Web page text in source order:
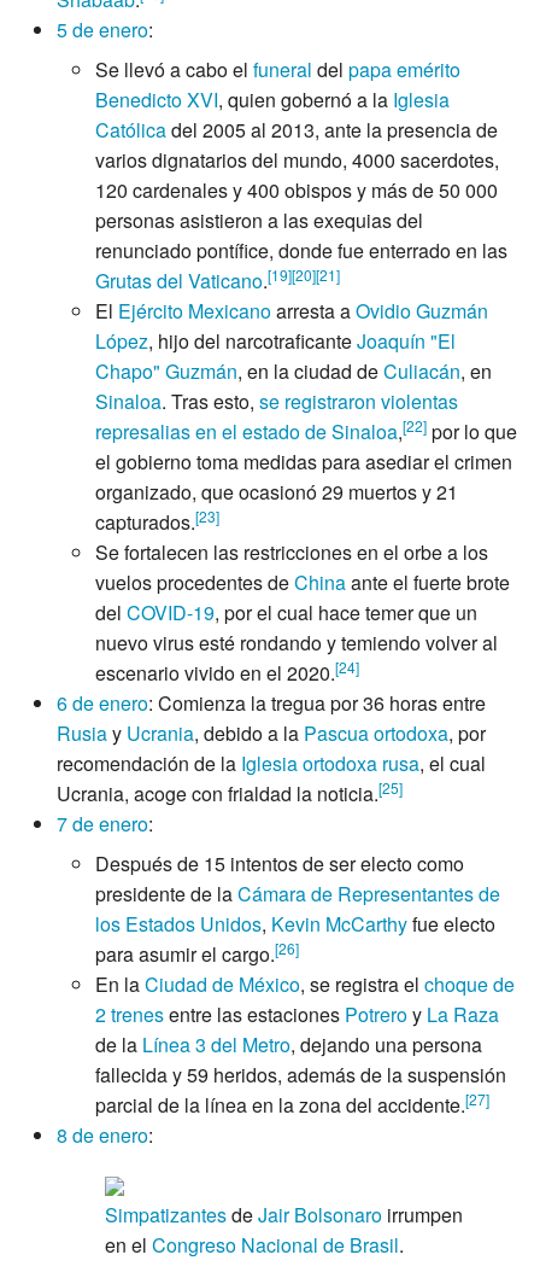
5 de enero:
Se llevó a cabo el funeral del papaemérito
Benedicto XVI, quien gobernó a la Iglesia
Católicadel 2005 al 2013, ante la presencia de
varios dignatarios del mundo, 4000 sacerdotes,
120 cardenales y 400 obispos y más de 50 000
personas asistieron a las exequias del
renunciado pontífice, donde fue enterrado en las
Grutas del Vaticano.[19][20][21]
El Ejército Mexicanoarresta aOvidio Guzmán
López, hijo del narcotraficanteJoaquín "El
Chapo" Guzmán, en la ciudad deCuliacán, en
Sinaloa. Tras esto, se registraron violentas
represalias en el estado de Sinaloa,[22] por lo que
el gobierno toma medidas para asediar el crimen
organizado, que ocasionó 29 muertos y 21
capturados.[23]
Se fortalecen las restricciones en el orbe a los
vuelos procedentes deChinaante el fuerte brote
del COVID-19, por el cual hace temer que un
nuevo virus esté rondando y temiendo volver al
escenario vivido en el 2020.[24]
6 de enero: Comienza la tregua por 36 horas entre
Rusiay Ucrania, debido a la Pascua ortodoxa, por
recomendación de la Iglesia ortodoxa rusa, el cual
Ucrania, acoge con frialdad la noticia.[25]
7 de enero:
Después de 15 intentos de ser electo como
presidente de laCámara de Representantes de
los Estados Unidos, Kevin McCarthyfue electo
para asumir el cargo.[26]
En laCiudad de México, se registra el choque de
2 trenesentre las estaciones Potreroy La Raza
de la Línea 3 del Metro, dejando una persona
fallecida y 59 heridos, además de la suspensión
parcial de la línea en la zona del accidente.[27]
8 de enero:
SimpatizantesdeJair Bolsonaro irrumpen
en el Congreso Nacional de Brasil.